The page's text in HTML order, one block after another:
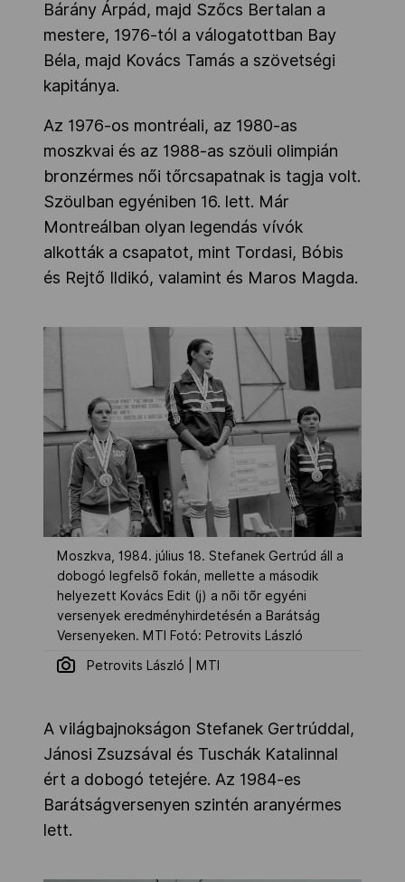
Bárány Árpád, majd Szőcs Bertalan a
mestere, 1976-tól a válogatottban Bay
Béla, majd Kovács Tamás a szövetségi
kapitánya.
Az 1976-os montréali, az 1980-as
moszkvai és az 1988-as szöuli olimpián
bronzérmes női tőrcsapatnak is tagja volt.
Szöulban egyéniben 16. lett. Már
Montreálban olyan legendás vívók
alkották a csapatot, mint Tordasi, Bóbis
és Rejtő Ildikó, valamint és Maros Magda.
Moszkva, 1984. július 18. Stefanek Gertrúd áll a
dobogó legfelsõ fokán, mellette a második
helyezett Kovács Edit (j) a nõi tõr egyéni
versenyek eredményhirdetésén a Barátság
Versenyeken. MTI Fotó: Petrovits László
Petrovits László | MTI
A világbajnokságon Stefanek Gertrúddal,
Jánosi Zsuzsával és Tuschák Katalinnal
ért a dobogó tetejére. Az 1984-es
Barátságversenyen szintén aranyérmes
lett.